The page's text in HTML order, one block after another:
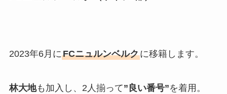
2023年6月にFCニュルンベルクに移籍します。
林大地も加入し、2人揃って”良い番号”を着用。